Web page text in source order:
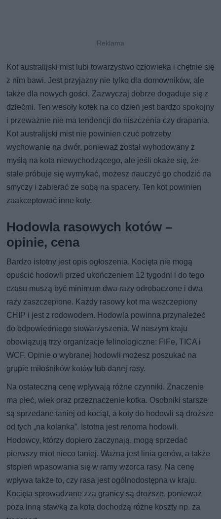
Kot australijski mist lubi towarzystwo człowieka i chętnie się
z nim bawi. Jest przyjazny nie tylko dla domowników, ale
także dla nowych gości. Zazwyczaj dobrze dogaduje się z
dziećmi. Ten wesoły kotek na co dzień jest bardzo spokojny
i przeważnie nie ma tendencji do niszczenia czy drapania.
Kot australijski mist nie powinien czuć potrzeby
wychowanie na dwór, ponieważ został wyhodowany z
myślą na kota niewychodzącego, ale jeśli okaże się, że
stale próbuje się wymykać, możesz nauczyć go chodzić na
smyczy i zabierać ze sobą na spacery. Ten kot powinien
zaakceptować inne koty.
Hodowla rasowych kotów –
opinie, cena
Bardzo istotny jest opis ogłoszenia. Kocięta nie mogą
opuścić hodowli przed ukończeniem 12 tygodni i do tego
czasu muszą być minimum dwa razy odrobaczone i dwa
razy zaszczepione. Każdy rasowy kot ma wszczepiony
CHIP i jest z rodowodem. Hodowla powinna przynależeć
do odpowiedniego stowarzyszenia. W naszym kraju
obowiązują trzy organizacje felinologiczne: FIFe, TICA i
WCF. Opinie o wybranej hodowli możesz poszukać na
grupie miłośników kotów lub danej rasy.
Na ostateczną cenę wpływają różne czynniki. Znaczenie
ma płeć, wiek oraz przeznaczenie kotka. Osobniki starsze
są sprzedane taniej od kociąt, a koty do hodowli są droższe
od tych „na kolanka”. Istotna jest renoma hodowli.
Hodowcy, którzy dopiero zaczynają, mogą sprzedać
pierwszy miot nieco taniej. Ważna jest linia genów, a także
stopień wpasowania się w ramy wzorca rasy. Na cenę
wpływa także to, czy rasa jest ogólnodostępna w kraju.
Kocięta sprowadzane zza granicy są droższe, ponieważ
poza inną stawką za kota dochodzą różne koszty np. za